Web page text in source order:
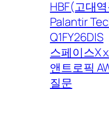
HBF(고대
Palantir
Q1FY26DIS
스페이스X
앤트로픽
질문